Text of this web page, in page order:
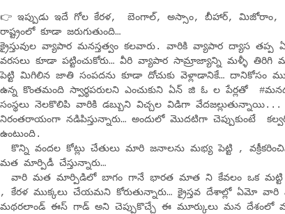
👉 ఇప్పుడు ఇదే గోల కేరళ, బెంగాల్, అస్సాం, బీహార్,
రాష్ట్రంలో కూడా జరుగుతుంది…
క్రైస్తువుల వ్యాపార మనస్తత్వం కలవారు. వారికి వ్యాపార ద్యాస
వరసలు కూడా పట్టించుకోరు… వీరి వ్యాపార సామ్రాజ్యాన్ని మళ్ళీ
పెట్టి మిగిలిన జాతి సంపదను కూడా దోచుకు వెళ్లాడానికే… దానికోసం
ఉన్న కొంతమంది స్వార్థపరులని ఎంచుకుని ఏన్ జి ఓ ల పేర్లతో
సంస్థలు నెలకొలిపి వారికి డబ్బుని విచ్చల విడిగా
నిరంతరాయంగా నడిపిస్తున్నారు… అందులో మొదటిగా చెప్పుకుంటే
ఉంటుంది.
కొన్ని వందల కోట్లు చేతులు మారి జనాలను మభ్య పెట్టి ,
మత మార్పిడీ చేస్తున్నారు…
వారి మత మార్పిడిలో బాగం గానే భారత మాత ని కేవలం ఒక మట్టి
, కేరళ ముక్కలు చేయమని కోరుతున్నారు… క్రైస్తవ దేశాల్లో ఏమో
మథరలాండ్ ఈస్ గాడ్ అని చెప్పుకొచ్చే ఈ మూర్కులు మన